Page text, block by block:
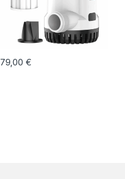
79,00 €
Este producto tiene múltiples